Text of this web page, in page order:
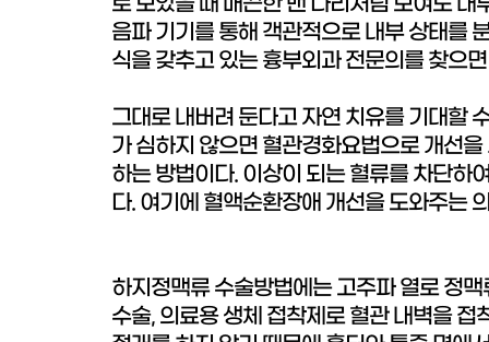
음파 기기를 통해 객관적으로 내부 상태를
식을 갖추고 있는 흉부외과 전문의를 찾으
그대로 내버려 둔다고 자연 치유를 기대할
가 심하지 않으면 혈관경화요법으로 개선
하는 방법이다. 이상이 되는 혈류를 차단하
다. 여기에 혈액순환장애 개선을 도와주는
하지정맥류 수술방법에는 고주파 열로 정
수술, 의료용 생체 접착제로 혈관 내벽을